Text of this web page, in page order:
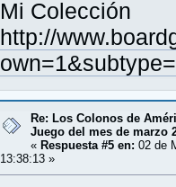
Mi Colección
http://
Re: Los Colonos de
Juego del mes de marzo
« Respuesta #5 en: 02 de
13:38:13 »